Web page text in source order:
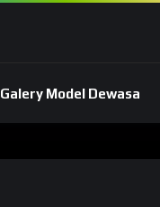
Galery Model Dewasa